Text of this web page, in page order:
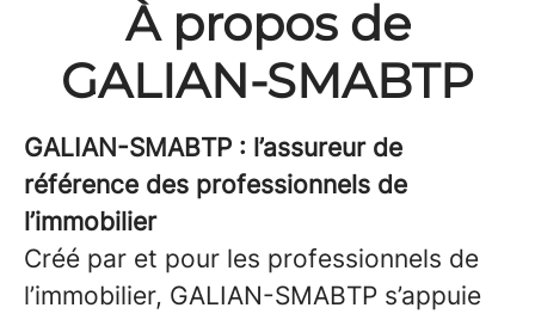
À propos de
GALIAN-SMABTP
GALIAN-SMABTP : l’assureur de
référence des professionnels de
l’immobilier
Créé par et pour les professionnels de
l’immobilier, GALIAN-SMABTP s’appuie